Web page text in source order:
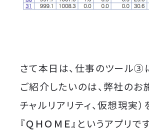
さて本日は、仕事のツール③
ご紹介したいのは、弊社の
チャルリアリティ、仮想現実
『ＱＨＯＭＥ』 というアプリです